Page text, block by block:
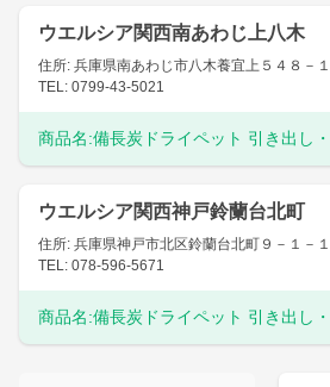
ウエルシア関西南あわじ上八木
住所: 兵庫県南あわじ市八木養宜上５４８－１
TEL: 0799-43-5021
商品名:備長炭ドライペット 引き出し
ウエルシア関西神戸鈴蘭台北町
住所: 兵庫県神戸市北区鈴蘭台北町９－１－１
TEL: 078-596-5671
商品名:備長炭ドライペット 引き出し